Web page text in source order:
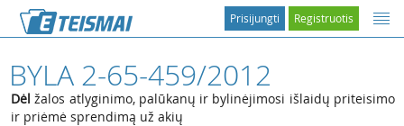
Registruotis
Prisijungti
BYLA 2-65-459/2012
Dėl žalos atlyginimo, palūkanų ir bylinėjimosi išlaidų priteisimo
ir priėmė sprendimą už akių